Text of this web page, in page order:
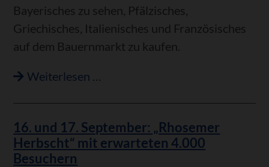
Bayerisches zu sehen, Pfälzisches,
Griechisches, Italienisches und Französisches
auf dem Bauernmarkt zu kaufen.
Weiterlesen …
Rheinsheim
16. und 17. September: „Rhosemer
Herbscht“ mit erwarteten 4.000
Besuchern